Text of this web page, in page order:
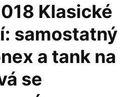
Klasické
samostatný
a tank na
se